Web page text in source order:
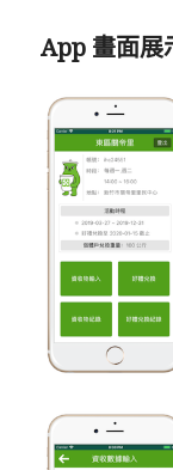
App 畫面展